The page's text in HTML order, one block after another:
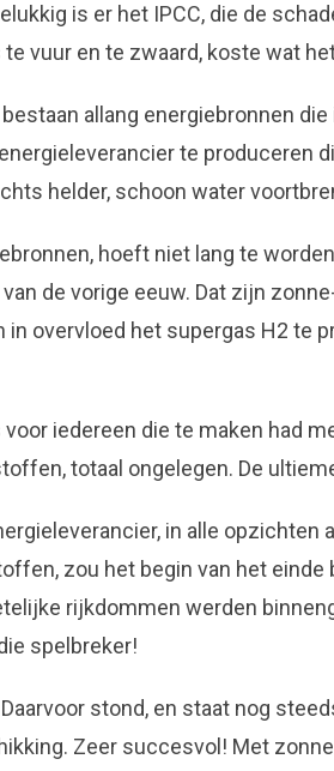
is er het IPCC, die de
vuur en te zwaard, koste wat
allang energiebronnen
te produceren
helder, schoon water
hoeft niet lang te
de vorige eeuw. Dat zijn
in overvloed het supergas H2 te
iedereen die te maken had
totaal ongelegen. De
in alle opzichten
zou het begin van het einde
rijkdommen werden
spelbreker!
stond, en staat nog
Zeer succesvol! Met